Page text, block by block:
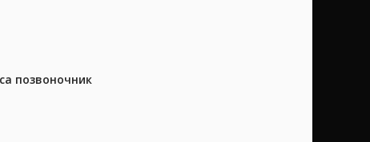
позвоночник